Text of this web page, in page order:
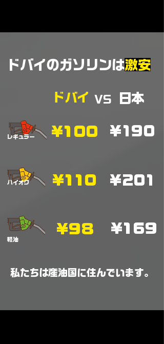
​ドバイのガソリンは激安
​レギュラー
​ハイオク
​軽油
ドバイ VS ​日本
¥100
¥110
¥98
¥190
¥201
¥169
​私たちは産油国に住んでいます。